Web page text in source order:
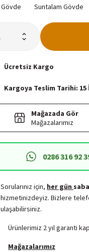
Ücretsiz Kargo
Kargoya Teslim Tarihi: 15
Mağazada Gör
Mağazalarımız
0286 316 92
Sorularınız için, her gün
hizmetinizdeyiz. Bizlere
ulaşabilirsiniz.
Ürünlerimiz 2 yıl garanti
Mağazalarımız